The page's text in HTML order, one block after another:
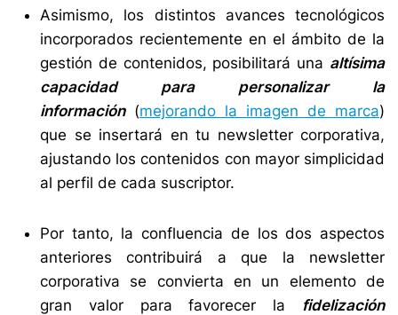
Asimismo, los distintos avances tecnológicos
incorporados recientemente en el ámbito de la
gestión de contenidos, posibilitará una altísima
capacidad para personalizar la
información(mejorando la imagen de marca)
que se insertará en tu newsletter corporativa,
ajustando los contenidos con mayor simplicidad
al perfil de cada suscriptor.
Por tanto, la confluencia de los dos aspectos
anteriores contribuirá a que la newsletter
corporativa se convierta en un elemento de
gran valor para favorecer la fidelización